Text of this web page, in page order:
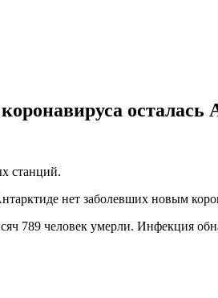
осталась
станций.
нет заболевших новым
789 человек умерли. Инфекция